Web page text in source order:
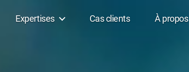
Expertises Cas clients À propos